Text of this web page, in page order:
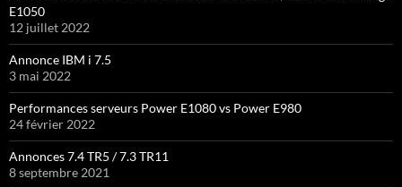
E1050
12 juillet 2022
Annonce IBM i 7.5
3 mai 2022
Performances serveurs Power E1080 vs Power E980
24 février 2022
Annonces 7.4 TR5 / 7.3 TR11
8 septembre 2021